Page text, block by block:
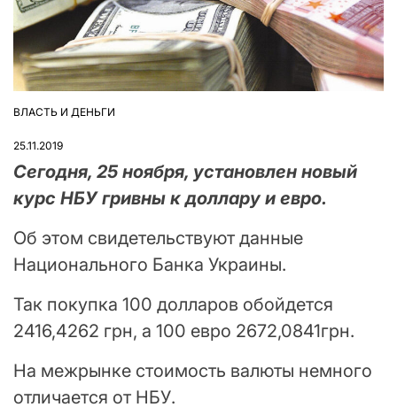
ОПУБЛІКУВАТИ
ВЛАСТЬ И ДЕНЬГИ
25.11.2019
Сегодня, 25 ноября, установлен новый
курс НБУ гривны к доллару и евро.
Об этом свидетельствуют данные
Национального Банка Украины.
Так покупка 100 долларов обойдется
2416,4262 грн, а 100 евро 2672,0841грн.
На межрынке стоимость валюты немного
отличается от НБУ.